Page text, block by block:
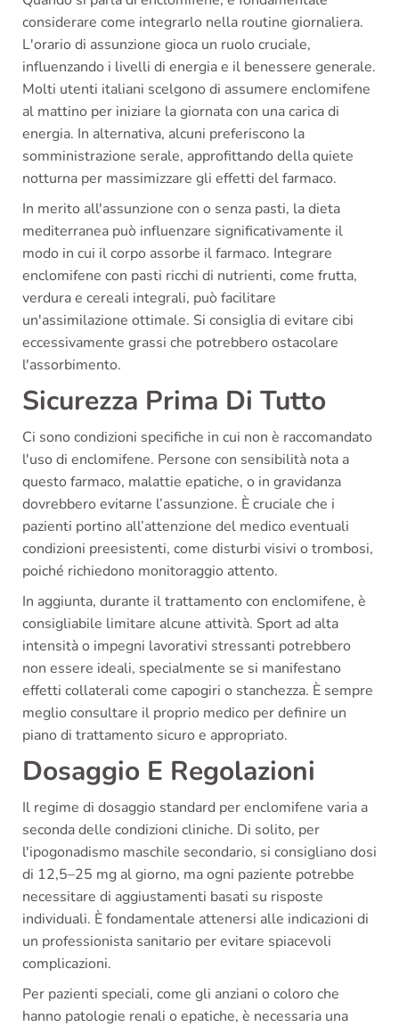
considerare come integrarlo nella routine giornaliera.
L'orario di assunzione gioca un ruolo cruciale,
influenzando i livelli di energia e il benessere generale.
Molti utenti italiani scelgono di assumere enclomifene
al mattino per iniziare la giornata con una carica di
energia. In alternativa, alcuni preferiscono la
somministrazione serale, approfittando della quiete
notturna per massimizzare gli effetti del farmaco.
In merito all'assunzione con o senza pasti, la dieta
mediterranea può influenzare significativamente il
modo in cui il corpo assorbe il farmaco. Integrare
enclomifene con pasti ricchi di nutrienti, come frutta,
verdura e cereali integrali, può facilitare
un'assimilazione ottimale. Si consiglia di evitare cibi
eccessivamente grassi che potrebbero ostacolare
l'assorbimento.
Sicurezza Prima Di Tutto
Ci sono condizioni specifiche in cui non è raccomandato
l'uso di enclomifene. Persone con sensibilità nota a
questo farmaco, malattie epatiche, o in gravidanza
dovrebbero evitarne l’assunzione. È cruciale che i
pazienti portino all’attenzione del medico eventuali
condizioni preesistenti, come disturbi visivi o trombosi,
poiché richiedono monitoraggio attento.
In aggiunta, durante il trattamento con enclomifene, è
consigliabile limitare alcune attività. Sport ad alta
intensità o impegni lavorativi stressanti potrebbero
non essere ideali, specialmente se si manifestano
effetti collaterali come capogiri o stanchezza. È sempre
meglio consultare il proprio medico per definire un
piano di trattamento sicuro e appropriato.
Dosaggio E Regolazioni
Il regime di dosaggio standard per enclomifene varia a
seconda delle condizioni cliniche. Di solito, per
l'ipogonadismo maschile secondario, si consigliano dosi
di 12,5–25 mg al giorno, ma ogni paziente potrebbe
necessitare di aggiustamenti basati su risposte
individuali. È fondamentale attenersi alle indicazioni di
un professionista sanitario per evitare spiacevoli
complicazioni.
Per pazienti speciali, come gli anziani o coloro che
hanno patologie renali o epatiche, è necessaria una